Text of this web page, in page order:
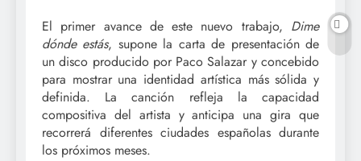
El primer avance de este nuevo trabajo, Dime
dónde estás, supone la carta de presentación de
un disco producido por Paco Salazar y concebido
para mostrar una identidad artística más sólida y
definida. La canción refleja la capacidad
compositiva del artista y anticipa una gira que
recorrerá diferentes ciudades españolas durante
los próximos meses.